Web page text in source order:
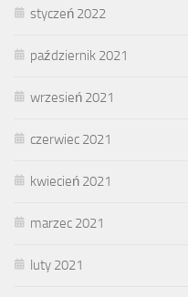
styczeń 2022
październik 2021
wrzesień 2021
czerwiec 2021
kwiecień 2021
marzec 2021
luty 2021